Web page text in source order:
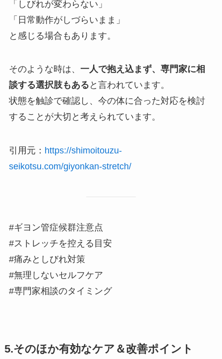
「しびれが変わらない」
「日常動作がしづらいまま」
と感じる場合もあります。
そのような時は、 一人で抱え込まず、専門家に相
談する選択肢もある と言われています。
状態を触診で確認し、今の体に合った対応を検討
することが大切と考えられています。
引用元： https://shimoitouzu-
seikotsu.com/giyonkan-stretch/
#ギヨン管症候群注意点
#ストレッチを控える目安
#痛みとしびれ対策
#無理しないセルフケア
#専門家相談のタイミング
5.そのほか有効なケア＆改善ポイント